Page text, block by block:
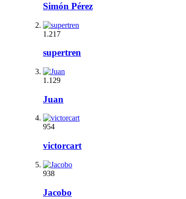
Simón Pérez
1.217
supertren
1.129
Juan
954
victorcart
938
Jacobo